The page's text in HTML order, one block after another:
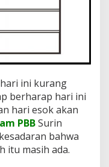
ini kurang
berharap hari ini
hari esok akan
PBBSurin
bahwa
itu masih ada.